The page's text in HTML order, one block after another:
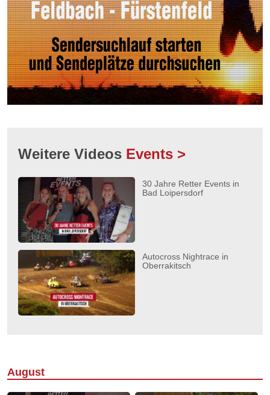
Weitere Videos Events >
30 Jahre Retter Events in
Bad Loipersdorf
Autocross Nightrace in
Oberrakitsch
August